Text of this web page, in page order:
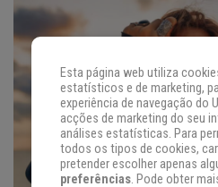
Esta página web utiliza
estatísticos e de marketing,
experiência de navegação do
acções de marketing do seu
análises estatísticas. Para
todos os tipos de cookies,
pretender escolher apenas
preferências. Pode obter